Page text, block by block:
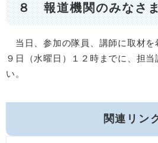
８ 報道機関のみなさ
当日、参加の隊員、講師に取材を
９日（水曜日）１２時までに、担
い。
関連リン